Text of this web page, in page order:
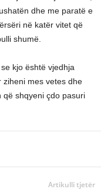
dhe me paratë e
në katër vitet që
shumë.
kjo është vjedhja
ziheni mes vetes dhe
që shqyeni çdo pasuri
Artikulli tjetër